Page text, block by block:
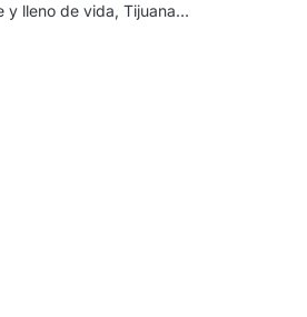
y lleno de vida, Tijuana…